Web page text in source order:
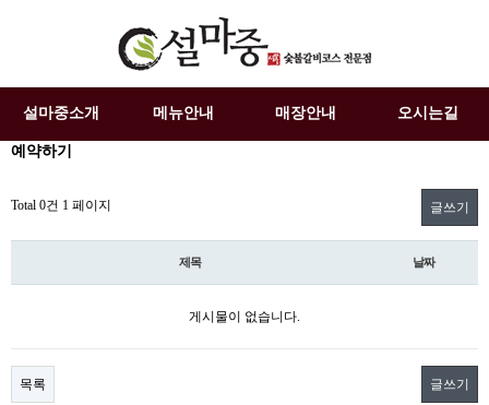
설마중소개 메뉴안내 매장안내 오시는길
예약하기
Total 0건 1 페이지 글쓰기
제목 날짜
게시물이 없습니다.
목록 글쓰기